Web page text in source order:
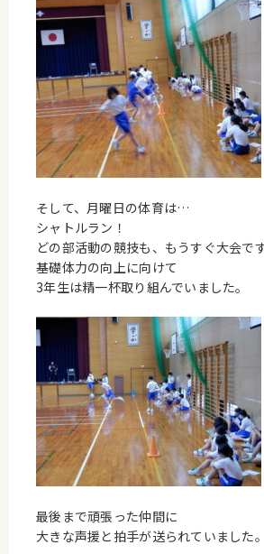
そして、月曜日の体育は…
シャトルラン！
どの部活動の競技も、もうすぐ大会です
基礎体力の向上に向けて
3年生は精一杯取り組んでいました。
最後まで頑張った仲間に
大きな声援と拍手が送られていました。